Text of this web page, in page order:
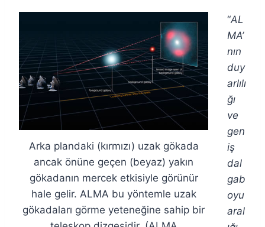
Arka plandaki (kırmızı) uzak gökada
ancak önüne geçen (beyaz) yakın
gökadanın mercek etkisiyle görünür
hale gelir. ALMA bu yöntemle uzak
gökadaları görme yeteneğine sahip bir
“AL
MA’
nın
duy
arlılı
ğı
ve
gen
iş
dal
gab
oyu
aral